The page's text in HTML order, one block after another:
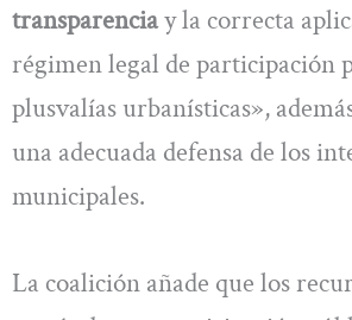
transparenciay la correcta
régimen legal de participación
plusvalías urbanísticas»,
una adecuada defensa de los
municipales.
La coalición añade que los